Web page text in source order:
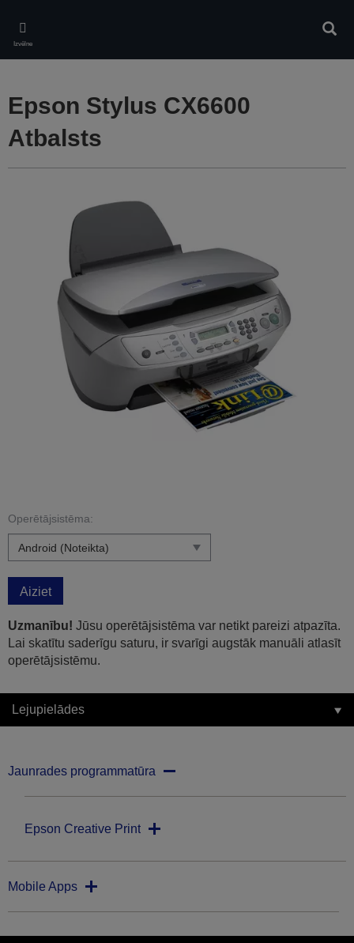
main
content
Izvēlne
Epson Stylus CX6600
Atbalsts
Operētājsistēma:
Aiziet
Uzmanību! Jūsu operētājsistēma var netikt pareizi atpazīta.
Lai skatītu saderīgu saturu, ir svarīgi augstāk manuāli atlasīt
operētājsistēmu.
Lejupielādes
Jaunrades programmatūra
Epson Creative Print
Mobile Apps